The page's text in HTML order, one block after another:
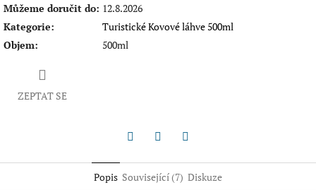
Můžeme doručit do: 12.8.2026
Kategorie:
Turistické Kovové láhve 500ml
Objem: 500ml
ZEPTAT SE
Popis Související (7) Diskuze